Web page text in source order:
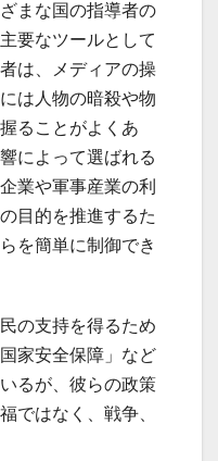
まな国の指導者の
要なツールとして
は、メディアの操
は人物の暗殺や物
ることがよくあ
によって選ばれる
業や軍事産業の利
目的を推進するた
を簡単に制御でき
の支持を得るため
家安全保障」など
るが、彼らの政策
ではなく、戦争、